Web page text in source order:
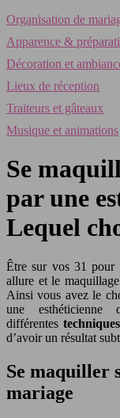
Organisation de
Apparence &
Décoration et
Lieux de réception
Traiteurs et gâteaux
Musique et animations
Se
par une
Lequel
Être sur vos 31 pour
allure et le
Ainsi vous avez le
une
différentes
d’avoir un résultat
Se maquiller
mariage